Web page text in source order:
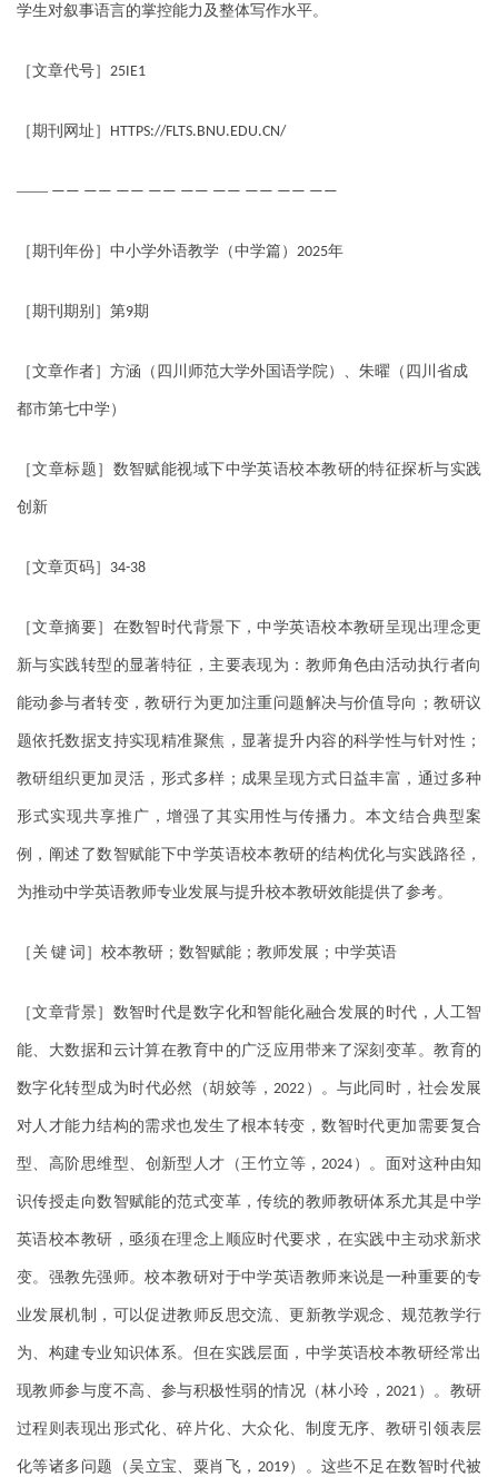
学生对叙事语言的掌控能力及整体写作水平。
［文章代号］ 25IE1
［期刊网址］ HTTPS://FLTS.BNU.EDU.CN/
—— —— —— —— —— —— —— —— —— ——
［期刊年份］中小学外语教学（中学篇） 2025年
［期刊期别］第9期
［文章作者］方涵（四川师范大学外国语学院）、朱曜（四川省成
都市第七中学）
［文章标题］数智赋能视域下中学英语校本教研的特征探析与实践
创新
［文章页码］ 34-38
［文章摘要］在数智时代背景下，中学英语校本教研呈现出理念更
新与实践转型的显著特征，主要表现为：教师角色由活动执行者向
能动参与者转变，教研行为更加注重问题解决与价值导向；教研议
题依托数据支持实现精准聚焦，显著提升内容的科学性与针对性；
教研组织更加灵活，形式多样；成果呈现方式日益丰富，通过多种
形式实现共享推广，增强了其实用性与传播力。本文结合典型案
例，阐述了数智赋能下中学英语校本教研的结构优化与实践路径，
为推动中学英语教师专业发展与提升校本教研效能提供了参考。
［关 键 词］校本教研；数智赋能；教师发展；中学英语
［文章背景］数智时代是数字化和智能化融合发展的时代，人工智
能、大数据和云计算在教育中的广泛应用带来了深刻变革。教育的
数字化转型成为时代必然（胡姣等， 2022 ）。与此同时，社会发展
对人才能力结构的需求也发生了根本转变，数智时代更加需要复合
型、高阶思维型、创新型人才（王竹立等， 2024 ）。面对这种由知
识传授走向数智赋能的范式变革，传统的教师教研体系尤其是中学
英语校本教研，亟须在理念上顺应时代要求，在实践中主动求新求
变。强教先强师。校本教研对于中学英语教师来说是一种重要的专
业发展机制，可以促进教师反思交流、更新教学观念、规范教学行
为、构建专业知识体系。但在实践层面，中学英语校本教研经常出
现教师参与度不高、参与积极性弱的情况（林小玲， 2021 ）。教研
过程则表现出形式化、碎片化、大众化、制度无序、教研引领表层
化等诸多问题（吴立宝、粟肖飞， 2019）。这些不足在数智时代被